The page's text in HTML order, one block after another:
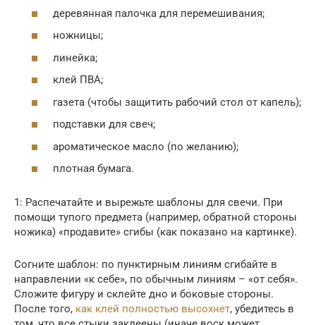
деревянная палочка для перемешивания;
ножницы;
линейка;
клей ПВА;
газета (чтобы защитить рабочий стол от капель);
подставки для свеч;
ароматическое масло (по желанию);
плотная бумага.
1: Распечатайте и вырежьте шаблоны для свечи. При
помощи тупого предмета (например, обратной стороны
ножика) «продавите» сгибы (как показано на картинке).
Согните шаблон: по пунктирным линиям сгибайте в
направлении «к себе», по обычным линиям – «от себя».
Сложите фигуру и склейте дно и боковые стороны.
После того, как клей полностью высохнет, убедитесь в